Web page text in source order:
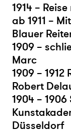
1914 –
ab 1911 –
Blauer
1909 –
Marc
1909 –
Robert
1904 –
Düsseldorf